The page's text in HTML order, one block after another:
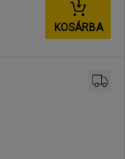
KOSÁRBA